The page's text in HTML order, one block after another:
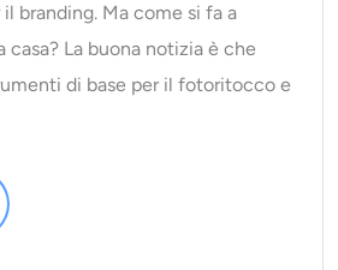
branding. Ma come si fa a
casa? La buona notizia è che
di base per il fotoritocco e